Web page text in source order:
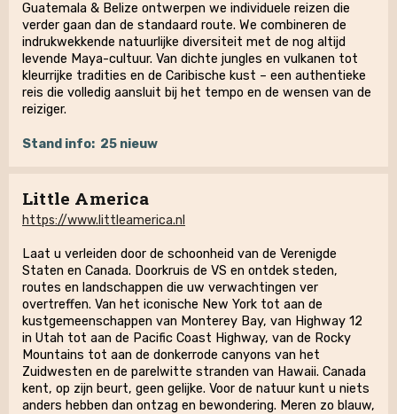
Guatemala & Belize ontwerpen we individuele reizen die
verder gaan dan de standaard route. We combineren de
indrukwekkende natuurlijke diversiteit met de nog altijd
levende Maya-cultuur. Van dichte jungles en vulkanen tot
kleurrijke tradities en de Caribische kust – een authentieke
reis die volledig aansluit bij het tempo en de wensen van de
reiziger.
Stand info: 25 nieuw
Little America
https://www.littleamerica.nl
Laat u verleiden door de schoonheid van de Verenigde
Staten en Canada. Doorkruis de VS en ontdek steden,
routes en landschappen die uw verwachtingen ver
overtreffen. Van het iconische New York tot aan de
kustgemeenschappen van Monterey Bay, van Highway 12
in Utah tot aan de Pacific Coast Highway, van de Rocky
Mountains tot aan de donkerrode canyons van het
Zuidwesten en de parelwitte stranden van Hawaii. Canada
kent, op zijn beurt, geen gelijke. Voor de natuur kunt u niets
anders hebben dan ontzag en bewondering. Meren zo blauw,